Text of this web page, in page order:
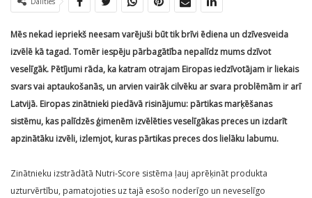
Mēs nekad iepriekš neesam varējuši būt tik brīvi ēdiena un dzīvesveida
izvēlē kā tagad. Tomēr iespēju pārbagātība nepalīdz mums dzīvot
veselīgāk. Pētījumi rāda, ka katram otrajam Eiropas iedzīvotājam ir liekais
svars vai aptaukošanās, un arvien vairāk cilvēku ar svara problēmām ir arī
Latvijā. Eiropas zinātnieki piedāvā risinājumu: pārtikas marķēšanas
sistēmu, kas palīdzēs ģimenēm izvēlēties veselīgākas preces un izdarīt
apzinātāku izvēli, izlemjot, kuras pārtikas preces dos lielāku labumu.
Zinātnieku izstrādātā Nutri-Score sistēma ļauj aprēķināt produkta
uzturvērtību, pamatojoties uz tajā esošo noderīgo un neveselīgo